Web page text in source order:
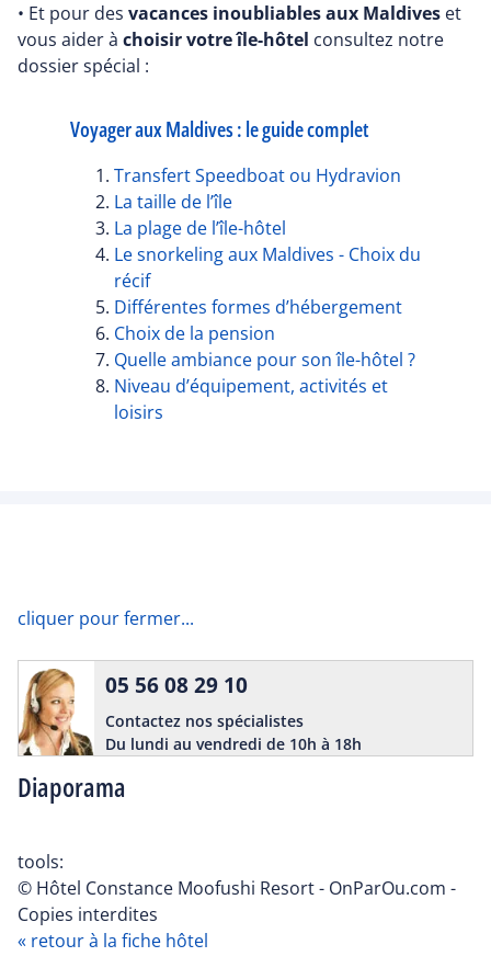
• Et pour des vacances inoubliables aux Maldives et
vous aider à choisir votre île-hôtel consultez notre
dossier spécial :
Voyager aux Maldives : le guide complet
Transfert Speedboat ou Hydravion
La taille de l’île
La plage de l’île-hôtel
Le snorkeling aux Maldives - Choix du
récif
Différentes formes d’hébergement
Choix de la pension
Quelle ambiance pour son île-hôtel ?
Niveau d’équipement, activités et
loisirs
cliquer pour fermer...
Diaporama
05 56 08 29 10
Contactez nos spécialistes
Du lundi au vendredi de 10h à 18h
tools:
© Hôtel Constance Moofushi Resort - OnParOu.com -
Copies interdites
« retour à la fiche hôtel